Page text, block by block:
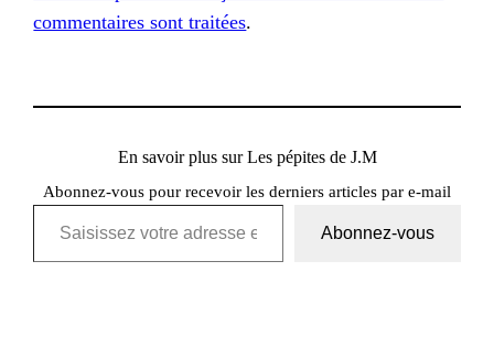
commentaires sont traitées.
En savoir plus sur Les pépites de J.M
Abonnez-vous pour recevoir les derniers articles par e-mail
Saisissez votre adresse e-mail…
Abonnez-vous